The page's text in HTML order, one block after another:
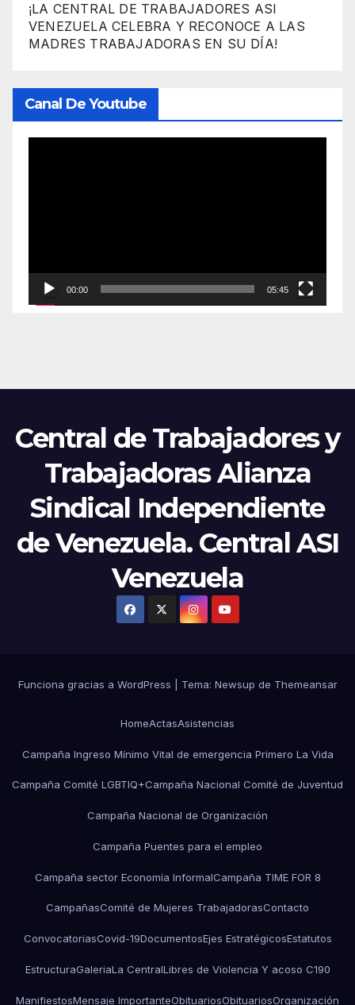
¡LA CENTRAL DE TRABAJADORES ASI
VENEZUELA CELEBRA Y RECONOCE A LAS
MADRES TRABAJADORAS EN SU DÍA!
Canal De Youtube
00:00 05:45
Central de Trabajadores y
Trabajadoras Alianza
Sindical Independiente
de Venezuela. Central ASI
Venezuela
Funciona gracias a WordPress Tema: Newsup de Themeansar
HomeActasAsistencias
Campaña Ingreso Mínimo Vital de emergencia Primero La Vida
Campaña Comité LGBTIQ+Campaña Nacional Comité de Juventud
Campaña Nacional de Organización
Campaña Puentes para el empleo
Campaña sector Economía InformalCampaña TIME FOR 8
CampañasComité de Mujeres TrabajadorasContacto
ConvocatoriasCovid-19DocumentosEjes EstratégicosEstatutos
EstructuraGaleriaLa CentralLibres de Violencia Y acoso C190
ManifiestosMensaje ImportanteObituariosObituariosOrganización